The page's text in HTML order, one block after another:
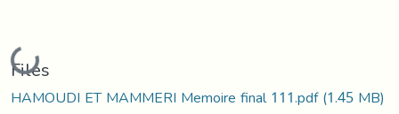
Loading...
Files
HAMOUDI ET MAMMERI Memoire final 111.pdf(1.45 MB)